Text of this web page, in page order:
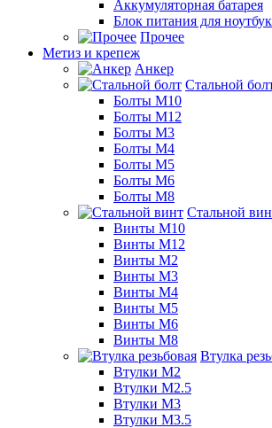
Аккумуляторная батарея
Блок питания для
Прочее
Метиз и крепеж
Анкер
Стальной
Болты М10
Болты М12
Болты М3
Болты М4
Болты М5
Болты М6
Болты М8
Стальной
Винты М10
Винты М12
Винты М2
Винты М3
Винты М4
Винты М5
Винты М6
Винты М8
Втулка
Втулки М2
Втулки М2.5
Втулки М3
Втулки М3.5